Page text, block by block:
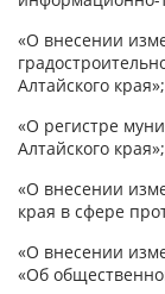
«О внесении
Алтайского края»;
«О регистре
Алтайского края»;
«О внесении
края в сфере
«О внесении
«Об